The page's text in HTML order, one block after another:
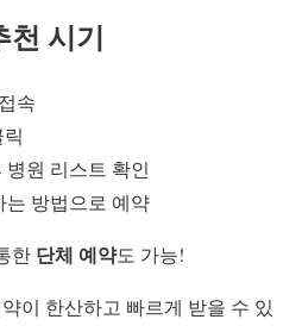
천 시기
속
릭
원 리스트 확인
는 방법으로 예약
한 단체 예약도 가능!
이 한산하고 빠르게 받을 수 있